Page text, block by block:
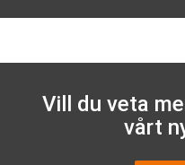
Vill du veta
vårt